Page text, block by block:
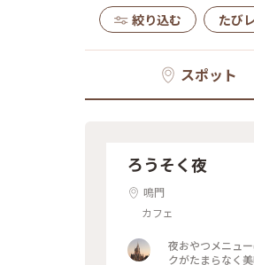
絞り込む たび
スポット
ろうそく夜
鳴門
カフェ
夜おやつメニュ
クがたまらなく